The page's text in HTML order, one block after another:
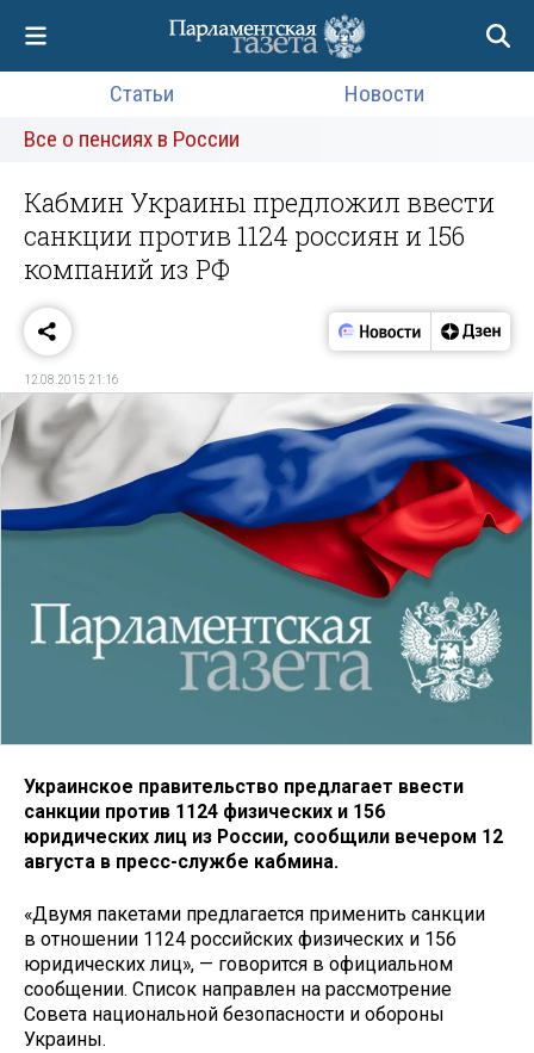
Статьи
Новости
Все о пенсиях в России
Кабмин Украины предложил ввести
санкции против 1124 россиян и 156
компаний из РФ
12.08.2015 21:16
Украинское правительство предлагает ввести
санкции против 1124 физических и 156
юридических лиц из России, сообщили вечером 12
августа в пресс-службе кабмина.
«Двумя пакетами предлагается применить санкции
в отношении 1124 российских физических и 156
юридических лиц», — говорится в официальном
сообщении. Список направлен на рассмотрение
Совета национальной безопасности и обороны
Украины.